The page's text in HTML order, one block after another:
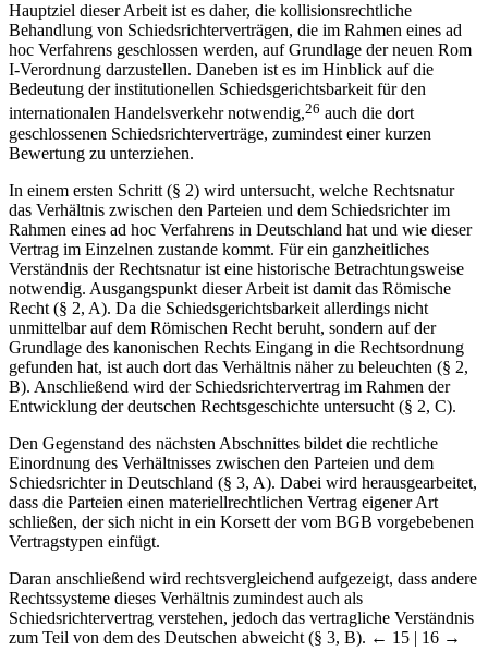
Behandlung von Schiedsrichterverträgen, die im Rahmen eines ad
hoc Verfahrens geschlossen werden, auf Grundlage der neuen Rom
I-Verordnung darzustellen. Daneben ist es im Hinblick auf die
Bedeutung der institutionellen Schiedsgerichtsbarkeit für den
internationalen Handelsverkehr notwendig,26auch die dort
geschlossenen Schiedsrichterverträge, zumindest einer kurzen
Bewertung zu unterziehen.
das Verhältnis zwischen den Parteien und dem Schiedsrichter im
Rahmen eines ad hoc Verfahrens in Deutschland hat und wie dieser
Vertrag im Einzelnen zustande kommt. Für ein ganzheitliches
Verständnis der Rechtsnatur ist eine historische Betrachtungsweise
notwendig. Ausgangspunkt dieser Arbeit ist damit das Römische
Recht (§ 2, A). Da die Schiedsgerichtsbarkeit allerdings nicht
unmittelbar auf dem Römischen Recht beruht, sondern auf der
Grundlage des kanonischen Rechts Eingang in die Rechtsordnung
gefunden hat, ist auch dort das Verhältnis näher zu beleuchten (§ 2,
B). Anschließend wird der Schiedsrichtervertrag im Rahmen der
Entwicklung der deutschen Rechtsgeschichte untersucht (§ 2, C).
Einordnung des Verhältnisses zwischen den Parteien und dem
Schiedsrichter in Deutschland (§ 3, A). Dabei wird herausgearbeitet,
dass die Parteien einen materiellrechtlichen Vertrag eigener Art
schließen, der sich nicht in ein Korsett der vom BGB vorgebebenen
Vertragstypen einfügt.
Rechtssysteme dieses Verhältnis zumindest auch als
Schiedsrichtervertrag verstehen, jedoch das vertragliche Verständnis
zum Teil von dem des Deutschen abweicht (§ 3, B).← 15 | 16 →